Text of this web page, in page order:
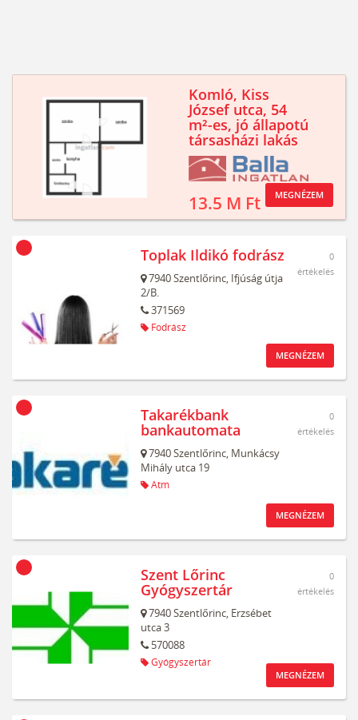
Komló, Kiss
József utca, 54
m²-es, jó állapotú
társasházi lakás
13.5 M Ft MEGNÉZEM
Toplak Ildikó fodrász
7940Szentlőrinc, Ifjúság útja
2/B.
371569
Fodrász
0
értékelés
MEGNÉZEM
Takarékbank
bankautomata
7940Szentlőrinc, Munkácsy
Mihály utca 19
Atm
0
értékelés
MEGNÉZEM
Szent Lőrinc
Gyógyszertár
7940Szentlőrinc, Erzsébet
utca 3
570088
Gyógyszertár
0
értékelés
MEGNÉZEM